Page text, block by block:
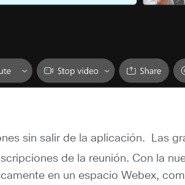
sin salir de la aplicación. Las
de la reunión. Con la
en un espacio Webex,